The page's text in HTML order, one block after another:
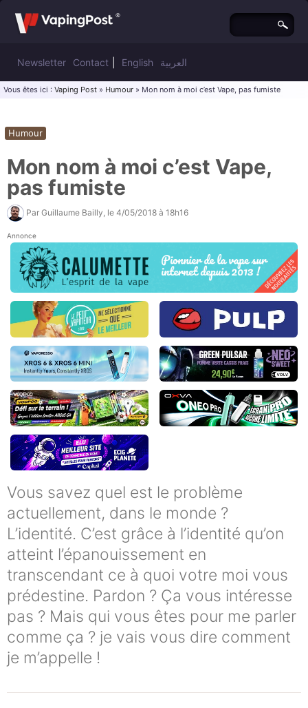
Newsletter Contact English العربية
Vous êtes ici : Vaping Post » Humour » Mon nom à moi c’est Vape, pas fumiste
Humour
Mon nom à moi c’est Vape,
pas fumiste
Par Guillaume Bailly , le 4/05/2018 à 18h16
Annonce
Vous savez quel est le problème
actuellement, dans le monde ?
L’identité. C’est grâce à l’identité qu’on
atteint l’épanouissement en
transcendant ce à quoi votre moi vous
prédestine. Pardon ? Ça vous intéresse
pas ? Mais qui vous êtes pour me parler
comme ça ? je vais vous dire comment
je m’appelle !